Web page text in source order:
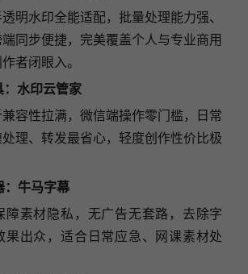
明水印全能适配，批量处理能力强、
同步便捷，完美覆盖个人与专业商用
者闭眼入。
水印云管家
容性拉满，微信端操作零门槛，日常
理、转发最省心，轻度创作性价比极
：牛马字幕
障素材隐私，无广告无套路，去除字
果出众，适合日常应急、网课素材处